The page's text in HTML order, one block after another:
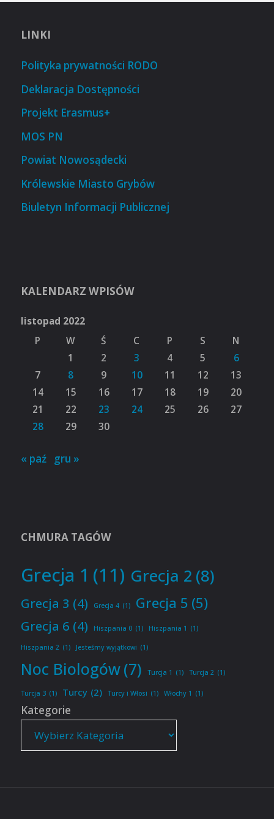
LINKI
Polityka prywatności RODO
Deklaracja Dostępności
Projekt Erasmus+
MOS PN
Powiat Nowosądecki
Królewskie Miasto Grybów
Biuletyn Informacji Publicznej
KALENDARZ WPISÓW
listopad 2022
P
W Ś C P S
N
1
2 3 4 5
6
7
8 9 10 11 12
13
14
15 16 17 18 19
20
21
22 23 24 25 26
27
28
29 30
« paź gru »
CHMURA TAGÓW
Grecja 1 (11) Grecja 2 (8)
Grecja 3 (4) Grecja 4 (1) Grecja 5 (5)
Grecja 6 (4) Hiszpania 0 (1) Hiszpania 1 (1)
Hiszpania 2 (1) Jesteśmy wyjątkowi (1)
Noc Biologów(7) Turcja 1 (1) Turcja 2 (1)
Turcja 3 (1) Turcy (2) Turcy i Włosi (1) Włochy 1 (1)
Kategorie